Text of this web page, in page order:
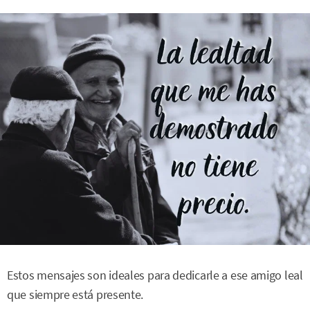
Estos mensajes son ideales para dedicarle a ese amigo leal
que siempre está presente.